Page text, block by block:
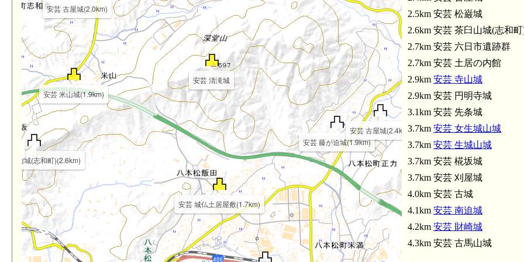
安芸 清滝城
安芸 城仏土居屋敷(1.7km)
安芸 藤が迫城(1.9km)
安芸 米山城(1.9km)
安芸 古屋城(2.0km)
安芸 古屋城(2.4km)
茶臼山城(志和町)(2.6km)
2.5km 安芸 松巌城
2.6km 安芸 茶臼山城(志和
2.7km 安芸 六日市遺跡群
2.7km 安芸 土居の内館
2.9km 安芸 寺山城
2.9km 安芸 円明寺城
3.1km 安芸 先条城
3.7km 安芸 女生城山城
3.7km 安芸 生城山城
3.7km 安芸 椛坂城
3.7km 安芸 刈屋城
4.0km 安芸 古城
4.1km 安芸 南迫城
4.2km 安芸 財崎城
4.3km 安芸 古馬山城